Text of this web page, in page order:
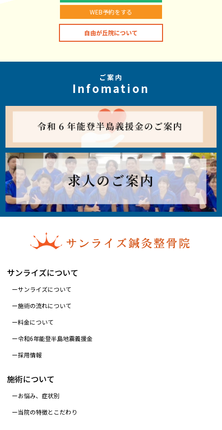
WEB予約をする
自由が丘院について
ご案内
Infomation
サンライズについて
サンライズについて
施術の流れについて
料金について
令和6年能登半島地震義援金
採用情報
施術について
お悩み、症状別
当院の特徴とこだわり